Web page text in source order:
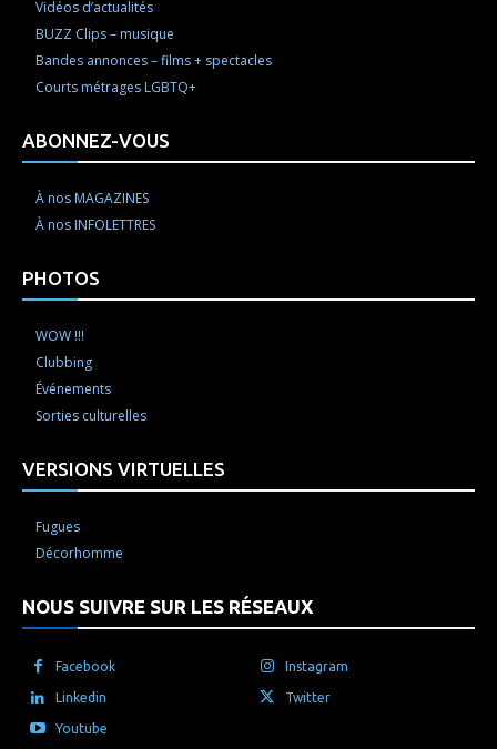
Vidéos d’actualités
BUZZ Clips – musique
Bandes annonces – films + spectacles
Courts métrages LGBTQ+
ABONNEZ-VOUS
À nos MAGAZINES
À nos INFOLETTRES
PHOTOS
WOW !!!
Clubbing
Événements
Sorties culturelles
VERSIONS VIRTUELLES
Fugues
Décorhomme
NOUS SUIVRE SUR LES RÉSEAUX
Facebook Instagram
Linkedin Twitter
Youtube